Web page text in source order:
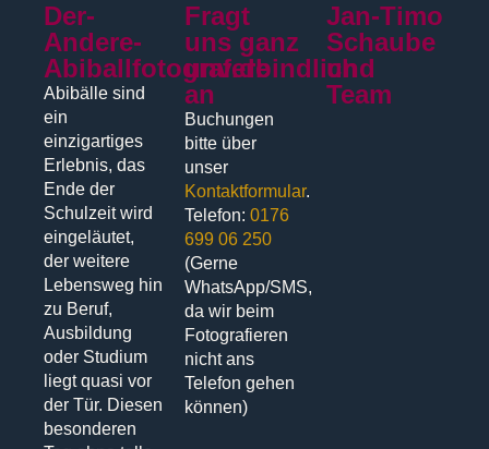
Der-
Andere-
Abiballfotograf.de
Abibälle sind
ein
einzigartiges
Erlebnis, das
Ende der
Schulzeit wird
eingeläutet,
der weitere
Lebensweg hin
zu Beruf,
Ausbildung
oder Studium
liegt quasi vor
der Tür. Diesen
besonderen
Fragt
uns ganz
unverbindlich
an
Buchungen
bitte über
unser
Kontaktformular.
Telefon:0176
699 06 250
(Gerne
WhatsApp/SMS,
da wir beim
Fotografieren
nicht ans
Telefon gehen
können)
Jan-Timo
Schaube
und
Team